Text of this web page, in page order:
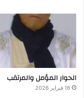
الحوار المؤمل والمرتقب
16 فبراير 2026